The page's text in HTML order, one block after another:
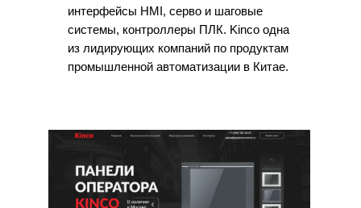
интерфейсы HMI, серво и шаговые
системы, контроллеры ПЛК. Kinco одна
из лидирующих компаний по продуктам
промышленной автоматизации в Китае.